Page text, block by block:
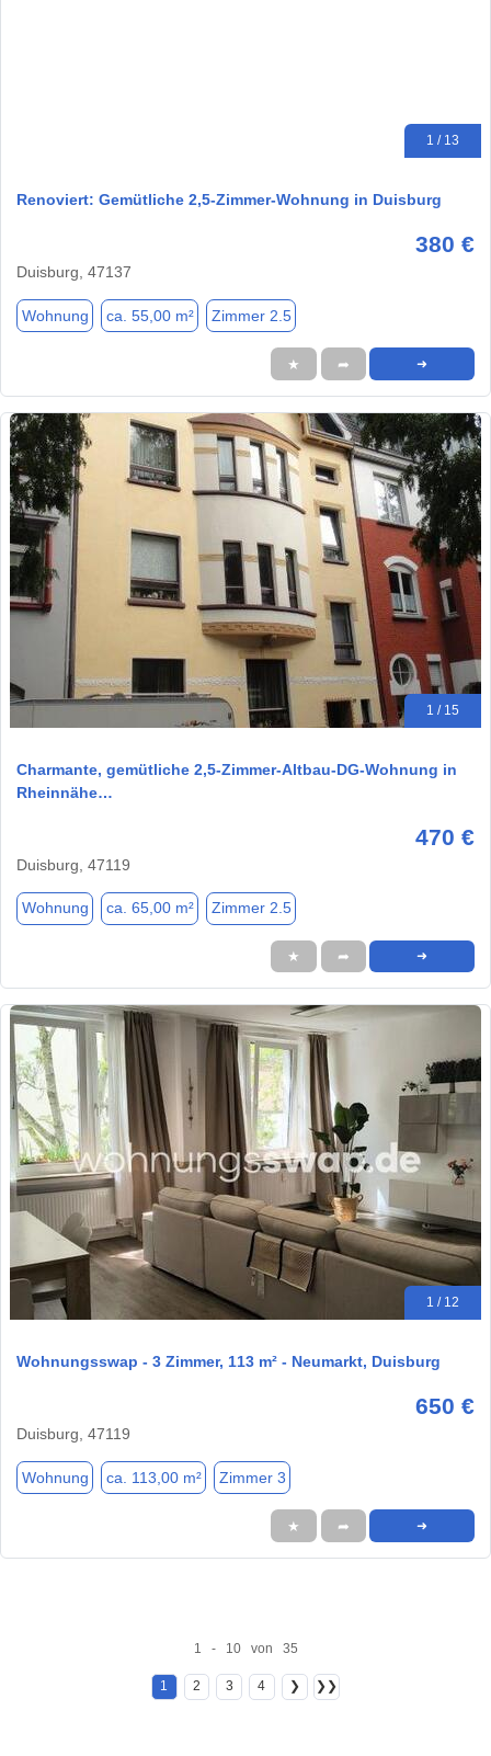
1 / 13
Renoviert: Gemütliche 2,5-Zimmer-Wohnung in Duisburg
380 €
Duisburg, 47137
Wohnung ca. 55,00 m² Zimmer 2.5
★ ➦ ➜
1 / 15
Charmante, gemütliche 2,5-Zimmer-Altbau-DG-Wohnung in
Rheinnähe…
470 €
Duisburg, 47119
Wohnung ca. 65,00 m² Zimmer 2.5
★ ➦ ➜
1 / 12
Wohnungsswap - 3 Zimmer, 113 m² - Neumarkt, Duisburg
650 €
Duisburg, 47119
Wohnung ca. 113,00 m² Zimmer 3
★ ➦ ➜
1 - 10 von 35
1 2 3 4 ❯ ❯❯